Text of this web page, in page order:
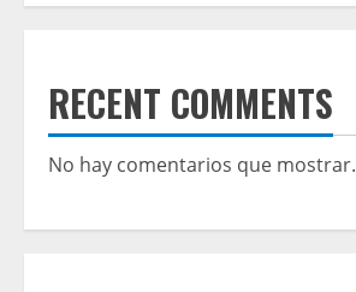
RECENT COMMENTS
No hay comentarios que mostrar.